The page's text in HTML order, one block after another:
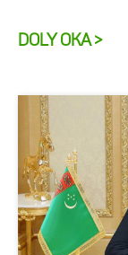
DOLY OKA >